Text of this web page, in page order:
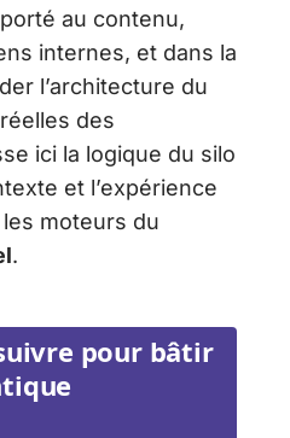
au contenu,
internes, et dans la
l’architecture du
des
ici la logique du silo
et l’expérience
moteurs du
.
pour bâtir